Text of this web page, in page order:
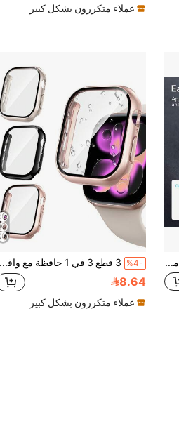
عملاء متكررون بشكل كبير
قطعتان من واقي الشاشة متوافق مع ساعة أبل واتش أولترا 2/1 (49 مم)، زجاج مقسى 9H، غشاء واقي، إطار من سبيكة التيتانيوم، يحافظ على المظهر الأصلي، مقاوم للخدش %4- 3 قطع 3 في 1 حافظة مع واقي شاشة زجاجي مقوى متوافقة مع ساعة آبل 49 مم/46 مم/42 مم/45 مم/44 مم/41 مم/40 مم، حافظة واقية صلبة من البولي كربونات فائقة الرقة بتغطية كاملة مقاومة للخدش عالية الدقة متوافقة مع ساعة آبل سلسلة 11/10/9/8/SE2/7/6/SE/5/4/3/2/1
8.64
عملاء متكررون بشكل كبير